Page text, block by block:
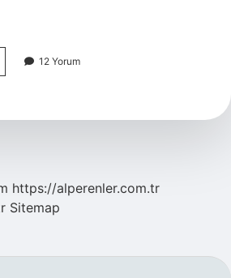
12 Yorum
https://alperenler.com.tr
Sitemap